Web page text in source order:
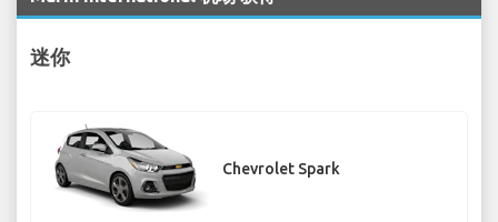
迷你
Chevrolet Spark